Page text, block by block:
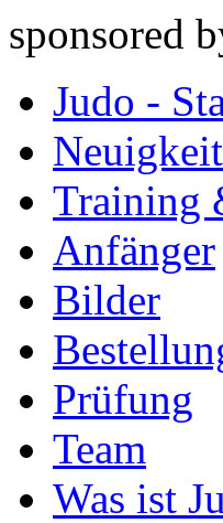
sponsored
Judo -
Training
Anfänger
Bilder
Prüfung
Team
Was ist